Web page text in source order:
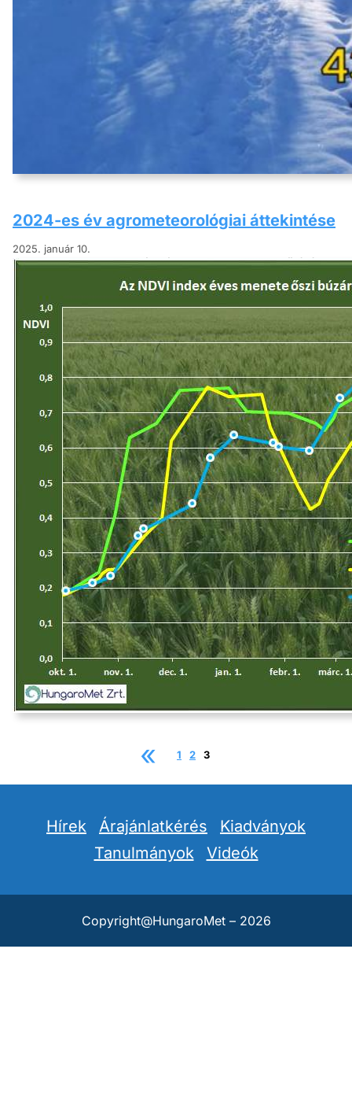
2024-es év agrometeorológiai áttekintése
2025. január 10.
Az elmúlt télen rekord enyhe időjárás
és a tél első fele rendkívül csapadékos
veszélyeztette. A kártevők és
mértékben, ami komoly növényvédelmi
Tovább a tanulmányhoz
« 1 2 3
Hírek Árajánlatkérés
Kiadványok
Tanulmányok
Videók
Copyright@HungaroMet – 2026